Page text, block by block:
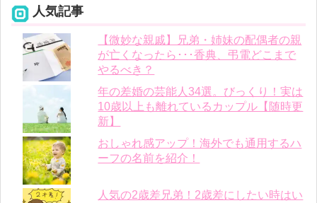
人気記事
【微妙な親戚】兄弟・姉妹の配偶者の親
が亡くなったら･･･香典、弔電どこまで
やるべき？
年の差婚の芸能人34選。びっくり！実は
10歳以上も離れているカップル【随時更
新】
おしゃれ感アップ！海外でも通用するハ
ーフの名前を紹介！
人気の2歳差兄弟！2歳差にしたい時はい